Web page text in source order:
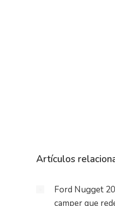
Artículos
Ford Nugget
camper que